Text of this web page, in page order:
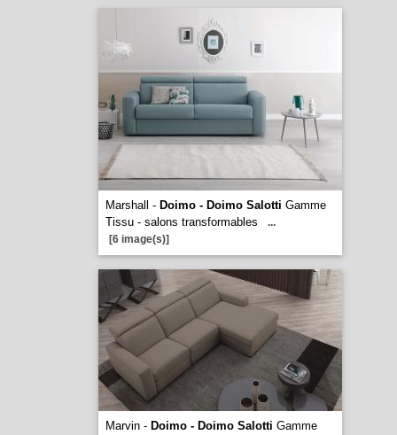
Marshall - Doimo - Doimo Salotti Gamme
Tissu - salons transformables
...
[6 image(s)]
Marvin - Doimo - Doimo Salotti Gamme